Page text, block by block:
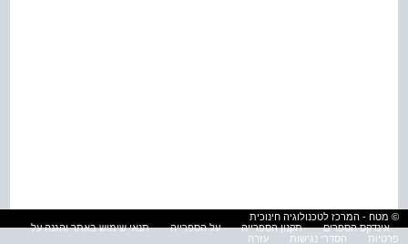
© מטח - המרכז לטכנולוגיה חינוכית
אינדקס הספרים
תקנון הספרייה על הספרייה
תנאי שימוש באתר והגנה על
פרטיות
הסדרי נגישות עזרה